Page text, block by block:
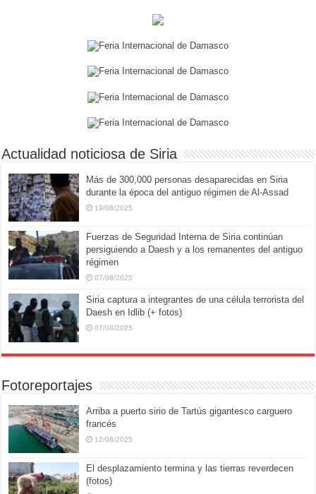
Actualidad noticiosa de Siria
Más de 300,000 personas desaparecidas en Siria
durante la época del antiguo régimen de Al-Assad
19/08/2025
Fuerzas de Seguridad Interna de Siria continúan
persiguiendo a Daesh y a los remanentes del antiguo
régimen
07/08/2025
Siria captura a integrantes de una célula terrorista del
Daesh en Idlib (+ fotos)
07/08/2025
Fotoreportajes
Arriba a puerto sirio de Tartús gigantesco carguero
francés
12/08/2025
El desplazamiento termina y las tierras reverdecen
(fotos)